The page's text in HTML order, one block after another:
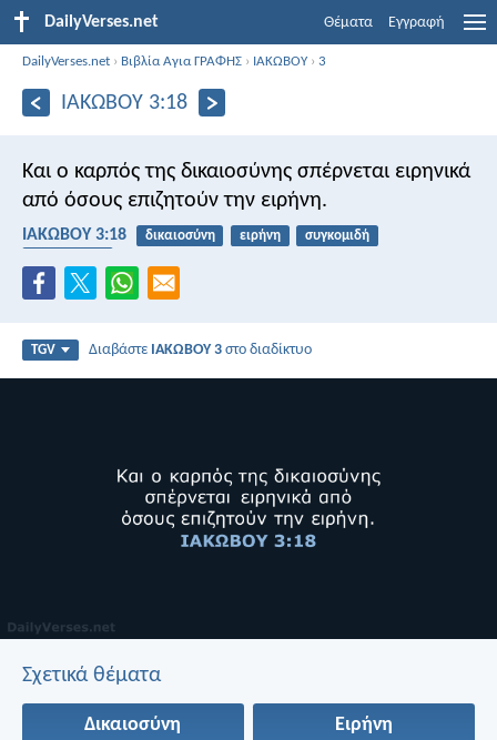
DailyVerses.net Θέματα Εγγραφή
DailyVerses.net › Βιβλία Αγια ΓΡΑΦΗΣ › ΙΑΚΩΒΟΥ ›3
ΙΑΚΩΒΟΥ 3:18
Και ο καρπός της δικαιοσύνης σπέρνεται ειρηνικά
από όσους επιζητούν την ειρήνη.
ΙΑΚΩΒΟΥ 3:18 δικαιοσύνη ειρήνη
συγκομιδή
TGV Διαβάστε ΙΑΚΩΒΟΥ 3 στο διαδίκτυο
Σχετικά θέματα
Δικαιοσύνη Ειρήνη